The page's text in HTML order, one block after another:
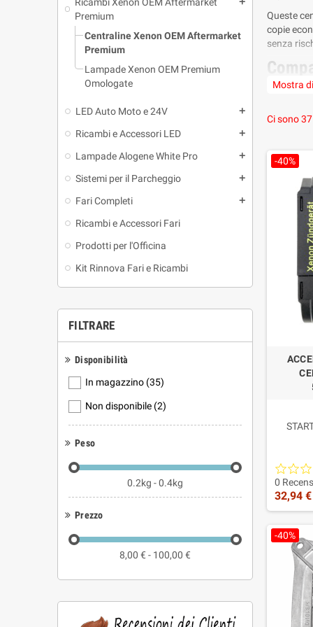
Premium
Centraline Xenon OEM Aftermarket
Premium
Lampade Xenon OEM Premium
Omologate
LED Auto Moto e 24V add
Ricambi e Accessori LED add
Lampade Alogene White Pro add
Sistemi per il Parcheggio add
Fari Completi add
Ricambi e Accessori Fari
Prodotti per l'Officina
Kit Rinnova Fari e Ricambi
FILTRARE
Disponibilità
In magazzino (35)
Non disponibile (2)
Peso
0.2kg - 0.4kg
Prezzo
8,00 € - 100,00 €
Queste
copie
senza
La prima
e corretto
In un
diversa:
dopo
2
Sulle
premium
Sono
No.
Sono
Perché
Controlla
Mostra
Ci sono
-40%
0
32,94 €
-40%